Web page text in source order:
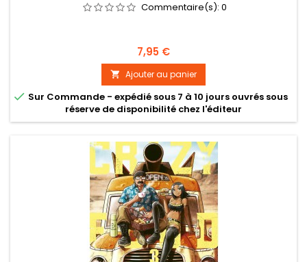
Commentaire(s): 0
Prix
7,95 €
 Ajouter au panier
 Sur Commande - expédié sous 7 à 10 jours ouvrés sous
réserve de disponibilité chez l'éditeur